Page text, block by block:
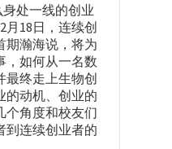
处一线的创业
月18日，连续创
期瀚海说，将为
，如何从一名数
最终走上生物创
的动机、创业的
个角度和校友们
到连续创业者的